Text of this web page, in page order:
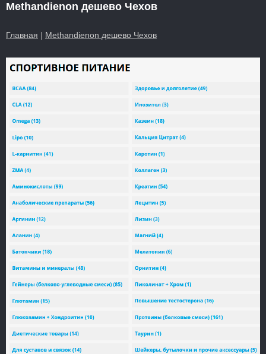
Methandienon дешево Чехов
Главная | Methandienon дешево Чехов